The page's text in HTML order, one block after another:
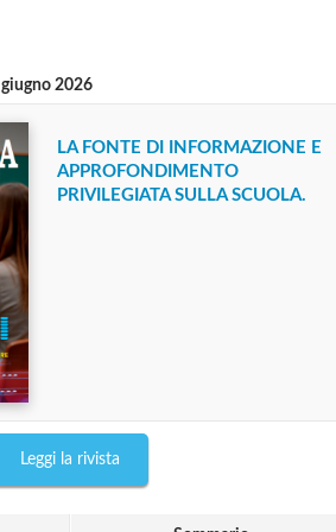
giugno 2026
LA FONTE DI INFORMAZIONE E
APPROFONDIMENTO
PRIVILEGIATA SULLA SCUOLA.
Leggi la rivista